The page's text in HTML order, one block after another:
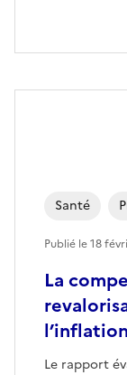
La
Le rapport
Santé
Publié le18